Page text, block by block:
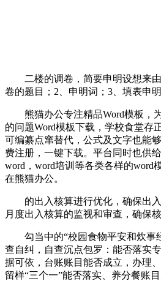
二楼的调卷，简要申明设想来由
卷的题目；2、申明词；3、填表申明
熊猫办公专注精品Word模板，
的问题Word模板下载，学校食堂存
可编纂点窜替代，公式及文字也能
费注册，一键下载。平台同时也供
word，word培训等各类各样的word
在熊猫办公。
的出入核算进行优化，确保出
月度出入核算的监视和审查，确保
勾当中的“校园食物平安和炊事
查自纠，自查沉点包罗：能否落实
据可依，台账账目能否成立，办理
留样“三个一”能否落实、养分餐账